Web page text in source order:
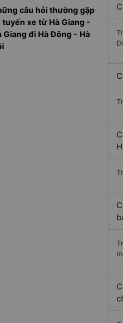
câu hỏi thường gặp
tuyến xe từ Hà Giang -
Giang đi Hà Đông - Hà